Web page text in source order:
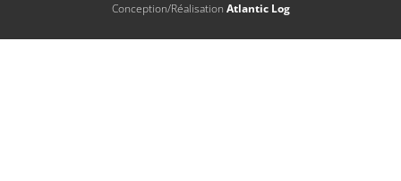
Conception/Réalisation Atlantic Log